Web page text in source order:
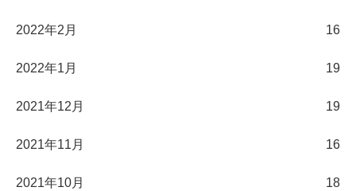
2022年2月 16
2022年1月 19
2021年12月 19
2021年11月 16
2021年10月 18